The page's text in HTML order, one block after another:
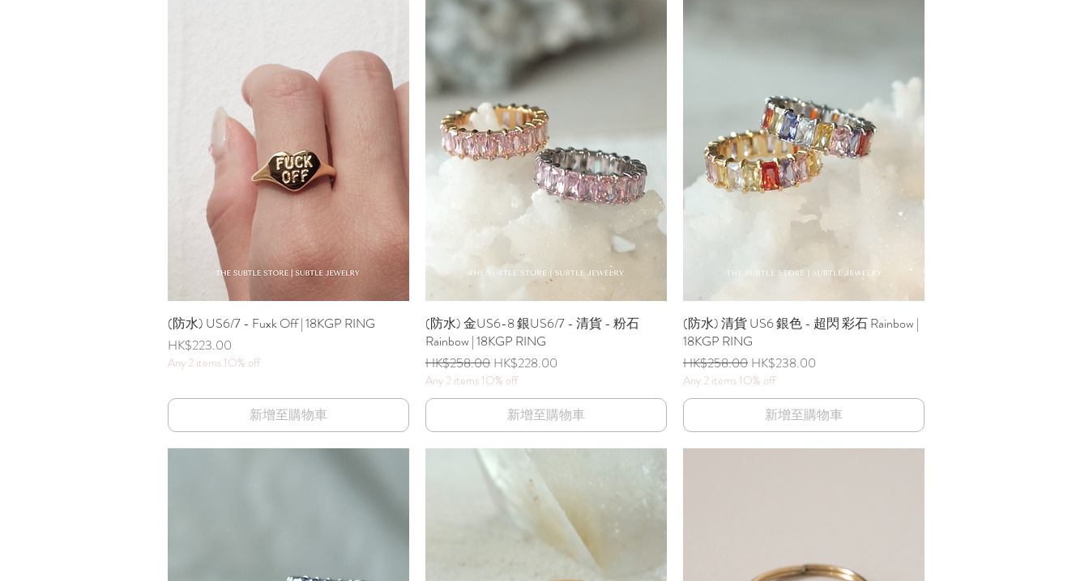
快速瀏覽
(防水) US6/7 - Fuxk Off | 18KGP RING
價格
HK$223.00
Any 2 items 1O% off
新增至購物車
快速瀏覽
(防水) 金US6-8 銀US6/7 - 清貨 - 粉石
Rainbow | 18KGP RING
一般價格
HK$258.00 促銷價格
HK$228.00
Any 2 items 1O% off
新增至購物車
快速瀏覽
(防水) 清貨 US6 銀色 - 超閃 彩石 Rainbow |
18KGP RING
一般價格
HK$258.00 促銷價格
HK$238.00
Any 2 items 1O% off
新增至購物車